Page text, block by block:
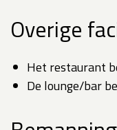
Overige
Het restaurant
De lounge/bar